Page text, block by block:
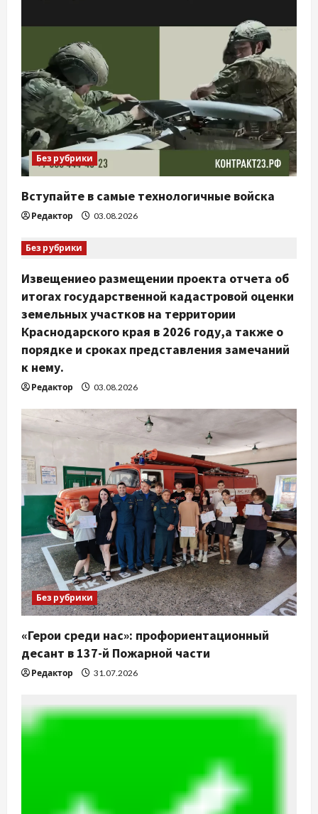
Без рубрики
Вступайте в самые технологичные войска
Редактор 03.08.2026
Без рубрики
Извещениео размещении проекта отчета об
итогах государственной кадастровой оценки
земельных участков на территории
Краснодарского края в 2026 году,а также о
порядке и сроках представления замечаний
к нему.
Редактор 03.08.2026
Без рубрики
«Герои среди нас»: профориентационный
десант в 137-й Пожарной части
Редактор 31.07.2026